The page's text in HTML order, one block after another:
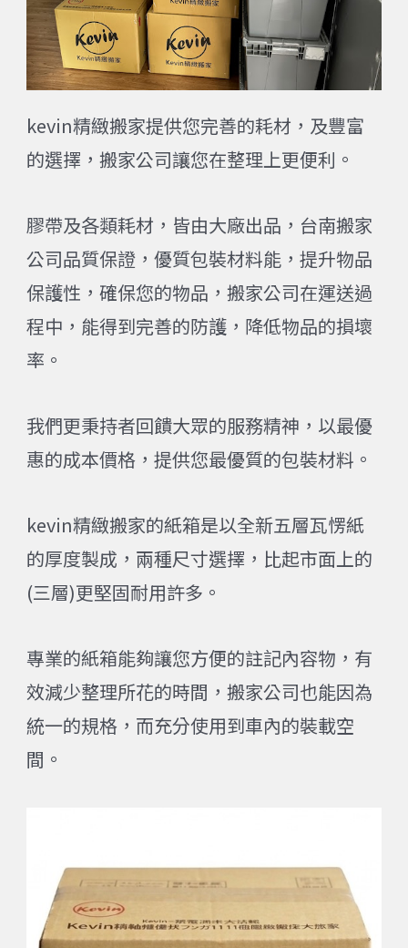
kevin精緻搬家提供您完善的耗材，及豐富
的選擇，搬家公司讓您在整理上更便利。
膠帶及各類耗材，皆由大廠出品，台南搬家
公司品質保證，優質包裝材料能，提升物品
保護性，確保您的物品，搬家公司在運送過
程中，能得到完善的防護，降低物品的損壞
率。
我們更秉持者回饋大眾的服務精神，以最優
惠的成本價格，提供您最優質的包裝材料。
kevin精緻搬家的紙箱是以全新五層瓦愣紙
的厚度製成，兩種尺寸選擇，比起市面上的
(三層)更堅固耐用許多。
專業的紙箱能夠讓您方便的註記內容物，有
效減少整理所花的時間，搬家公司也能因為
統一的規格，而充分使用到車內的裝載空
間。